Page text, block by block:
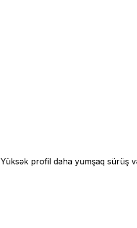
Yüksək profil daha yumşaq sürüş